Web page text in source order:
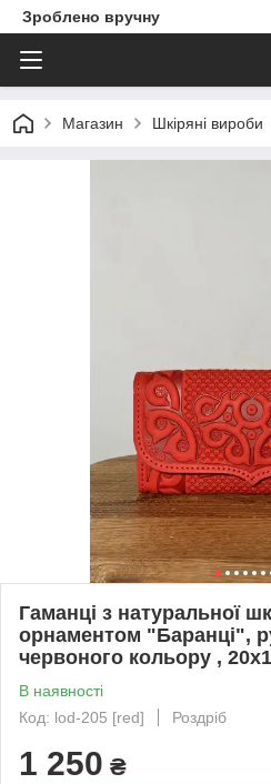
Зроблено вручну
Магазин Шкіряні вироби
Гаманці з натуральної
орнаментом "Баранці",
червоного кольору ,
В наявності
Код: lod-205 [red]
Роздріб
1 250 ₴